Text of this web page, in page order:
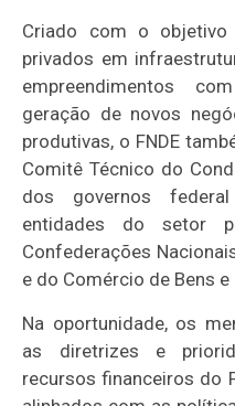
Criado com o objetivo
privados em
empreendimentos
geração de novos
produtivas, o FNDE
Comitê Técnico do
dos governos
entidades do setor
Confederações
e do Comércio de Bens e
Na oportunidade, os
as diretrizes e
recursos financeiros do